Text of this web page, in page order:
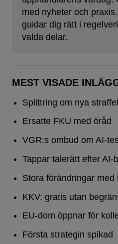
med nyheter och
guidar dig rätt i
valda delar.
MEST VISADE
Splittring om nya
Ersatte FKU med öråd
VGR:s ombud om AI-
Tappar talerätt efter AI-
Stora förändringar med
KKV: gratis utan
EU-dom öppnar för
Första strategin spikad